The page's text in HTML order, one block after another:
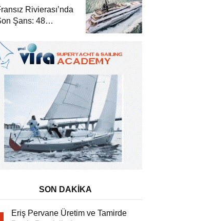
Bir Dönem
Rivierası’nda
Şans: 48
Bir Yat
SON DAKİKA
Eriş Pervane Üretim ve Tamirde